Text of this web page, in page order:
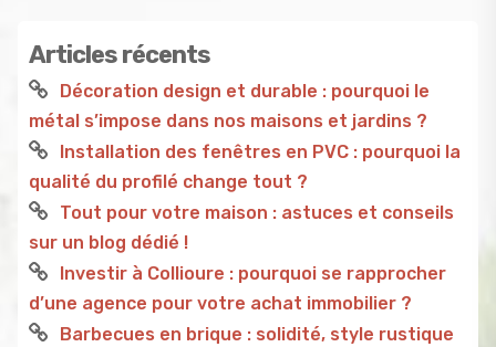
Articles récents
Décoration design et durable : pourquoi le
métal s’impose dans nos maisons et jardins ?
Installation des fenêtres en PVC : pourquoi la
qualité du profilé change tout ?
Tout pour votre maison : astuces et conseils
sur un blog dédié !
Investir à Collioure : pourquoi se rapprocher
d’une agence pour votre achat immobilier ?
Barbecues en brique : solidité, style rustique